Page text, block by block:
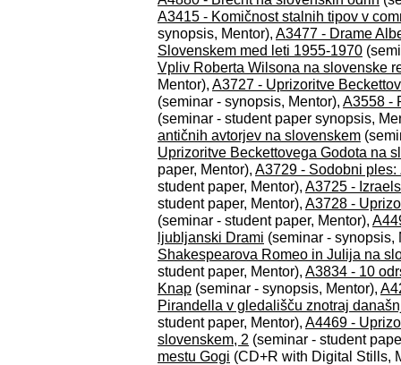
A3415 - Komičnost stalnih tipov v
synopsis, Mentor), A3477 - Drame
Slovenskem med leti 1955-1970
Vpliv Roberta Wilsona na slovenske
Mentor), A3727 - Uprizoritve
(seminar - synopsis, Mentor), A3558 -
(seminar - student paper synopsis,
antičnih avtorjev na slovenskem
Uprizoritve Beckettovega Godota na
paper, Mentor), A3729 - Sodobni
student paper, Mentor), A3725 -
student paper, Mentor), A3728 -
(seminar - student paper, Mentor),
ljubljanski Drami (seminar - synopsis,
Shakespearova Romeo in Julija na
student paper, Mentor), A3834 - 10
Knap (seminar - synopsis, Mentor),
Pirandella v gledališču znotraj
student paper, Mentor), A4469 -
slovenskem, 2 (seminar - student
mestu Gogi (CD+R with Digital Stills,